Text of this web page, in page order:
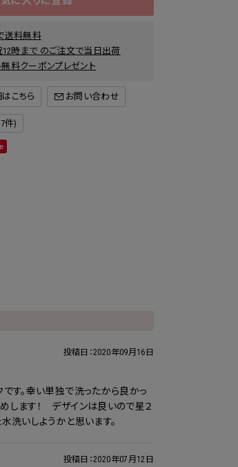
送料無料
時まで のご注文で当日出荷
料クーポンプレゼント
こちら
件)
投稿日：2020年09月16日
す。幸い単独で洗ったから良かっ
します！ デザインは良いので星２
洗いしようかと思います。
投稿日：2020年07月12日